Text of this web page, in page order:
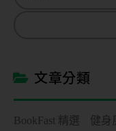
文章分類
BookFast 精選 健身